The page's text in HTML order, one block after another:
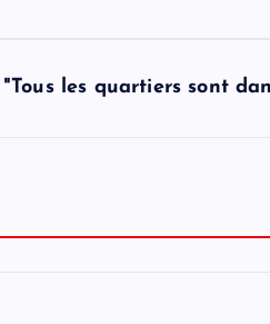
les quartiers sont